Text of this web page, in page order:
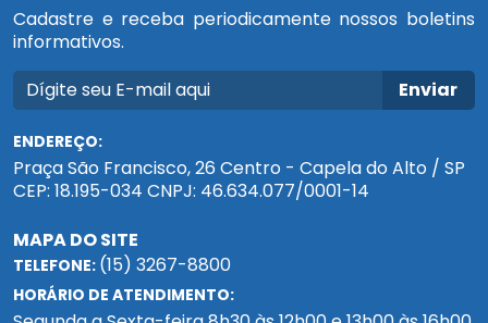
Cadastre e receba periodicamente nossos boletins
informativos.
Enviar
ENDEREÇO:
Praça São Francisco, 26 Centro - Capela do Alto / SP
CEP: 18.195-034 CNPJ: 46.634.077/0001-14
MAPA DO SITE
TELEFONE: (15) 3267-8800
HORÁRIO DE ATENDIMENTO: